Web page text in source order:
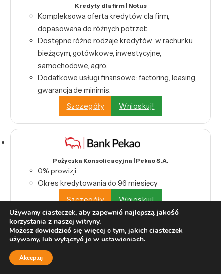
Kredyty dla firm | Notus
Kompleksowa oferta kredytów dla firm,
dopasowana do różnych potrzeb.
Dostępne różne rodzaje kredytów: w rachunku
bieżącym, gotówkowe, inwestycyjne,
samochodowe, agro.
Dodatkowe usługi finansowe: factoring, leasing,
gwarancja de minimis.
Szczegóły
Wnioskuj!
Pożyczka Konsolidacyjna | Pekao S.A.
0% prowizji
Okres kredytowania do 96 miesięcy
Szczegóły
Wnioskuj!
Internetowy Kredyt Konsolidacyjny | Alior Bank
Używamy ciasteczek, aby zapewnić najlepszą jakość
korzystania z naszej witryny.
Możesz dowiedzieć się więcej o tym, jakich ciasteczek
używamy, lub wyłączyć je w ustawieniach.
Akceptuj